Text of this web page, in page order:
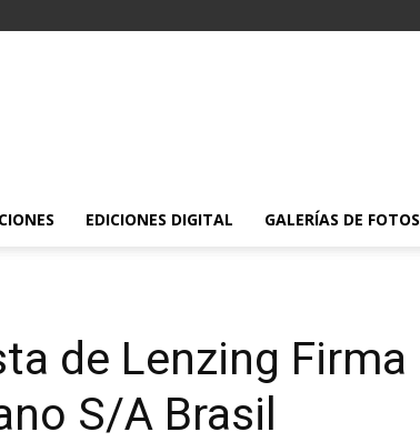
EDICIONES DIGITAL GALERÍAS DE FOTOS
de Lenzing Firma
S/A Brasil